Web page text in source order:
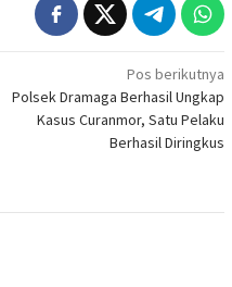
Pos berikutnya
Polsek Dramaga Berhasil Ungkap
Kasus Curanmor, Satu Pelaku
Berhasil Diringkus